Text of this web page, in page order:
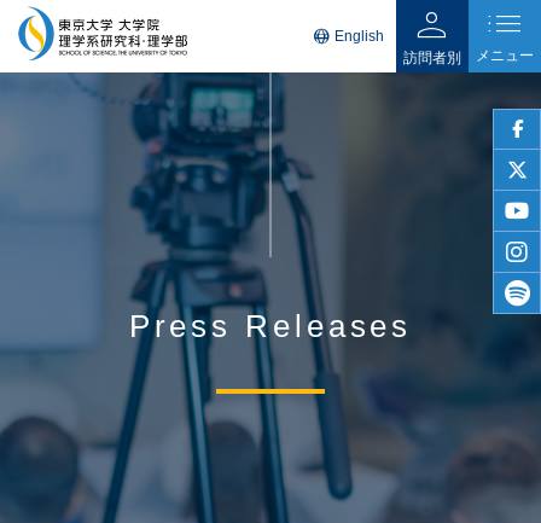
twitter
language English person
訪問者別
list
メニュー
Press Releases